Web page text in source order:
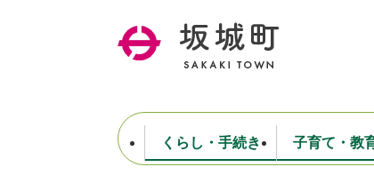
くらし・手続き 子育て・教